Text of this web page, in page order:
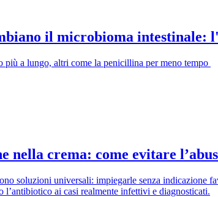
il microbioma intestinale:
a lungo, altri come la penicillina per meno tempo
nella crema: come evitare
soluzioni universali: impiegarle senza indicazione
l’antibiotico ai casi realmente infettivi e diagnosticati.